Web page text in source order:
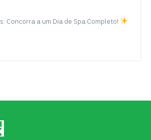
Concorra a um Dia de Spa Completo!